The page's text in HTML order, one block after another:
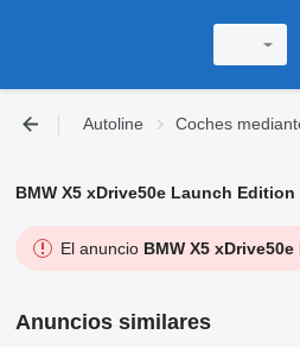
Autoline Coches
BMW X5 xDrive50e Launch
El anuncio BMW X5
Anuncios similares